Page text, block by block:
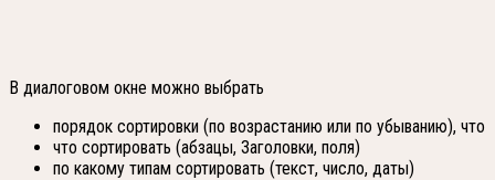
В диалоговом окне можно выбрать
порядок сортировки (по возрастанию или по убыванию), что
что сортировать (абзацы, Заголовки, поля)
по какому типам сортировать (текст, число, даты)